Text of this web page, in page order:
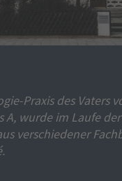
Praxis des Vaters
A, wurde im Laufe
verschiedener